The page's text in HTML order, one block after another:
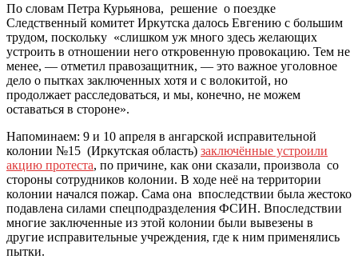
По словам Петра Курьянова, решение о поездке
Следственный комитет Иркутска далось Евгению с большим
трудом, поскольку «слишком уж много здесь желающих
устроить в отношении него откровенную провокацию. Тем не
менее, — отметил правозащитник, — это важное уголовное
дело о пытках заключенных хотя и с волокитой, но
продолжает расследоваться, и мы, конечно, не можем
оставаться в стороне».
Напоминаем: 9 и 10 апреля в ангарской исправительной
колонии №15 (Иркутская область) заключённые устроили
акцию протеста, по причине, как они сказали, произвола со
стороны сотрудников колонии. В ходе неё на территории
колонии начался пожар. Сама она впоследствии была жестоко
подавлена силами спецподразделения ФСИН. Впоследствии
многие заключенные из этой колонии были вывезены в
другие исправительные учреждения, где к ним применялись
пытки.